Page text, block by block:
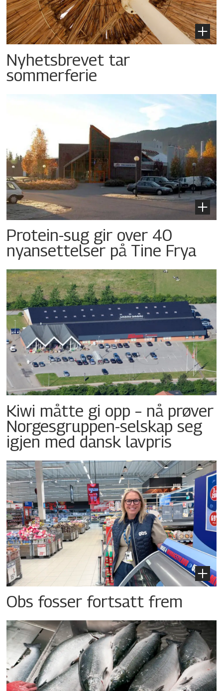
Nyhetsbrevet tar
sommerferie
Protein-sug gir over 40
nyansettelser på Tine Frya
Kiwi måtte gi opp – nå prøver
Norgesgruppen-selskap seg
igjen med dansk lavpris
Obs fosser fortsatt frem